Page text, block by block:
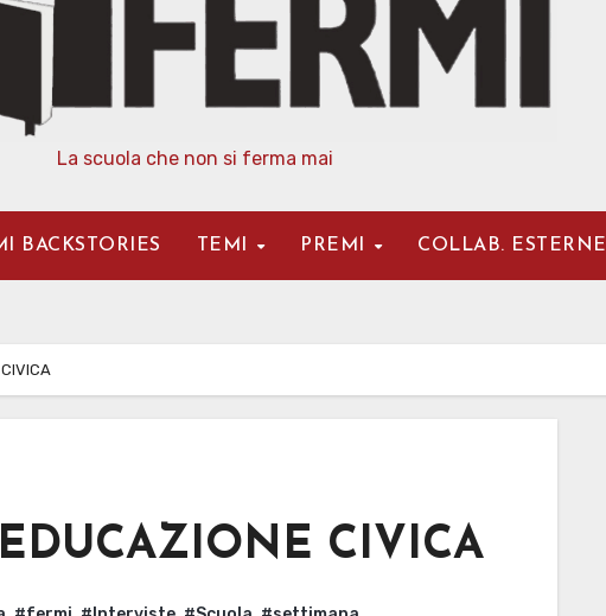
La scuola che non si ferma mai
BACKSTORIES TEMI PREMI COLLAB. ESTERNE
CIVICA